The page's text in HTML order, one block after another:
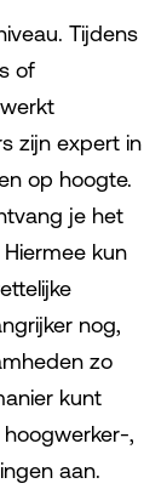
Tijdens
of
zijn expert in
op hoogte.
je het
kun
nog,
zo
kunt
,
aan.